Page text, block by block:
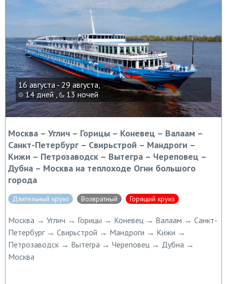
16 августа - 29 августа,
14 дней ,
13 ночей
Москва – Углич – Горицы – Коневец – Валаам –
Санкт-Петербург – Свирьстрой – Мандроги –
Кижи – Петрозаводск – Вытегра – Череповец –
Дубна – Москва на теплоходе Огни большого
города
Длительный круиз Возвратный Горящий круиз
Москва → Углич → Горицы → Коневец → Валаам → Санкт-
Петербург → Свирьстрой → Мандроги → Кижи →
Петрозаводск → Вытегра → Череповец → Дубна →
Москва